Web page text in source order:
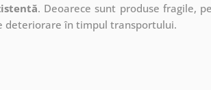
. Deoarece sunt produse fragile,
deteriorare în timpul transportului.